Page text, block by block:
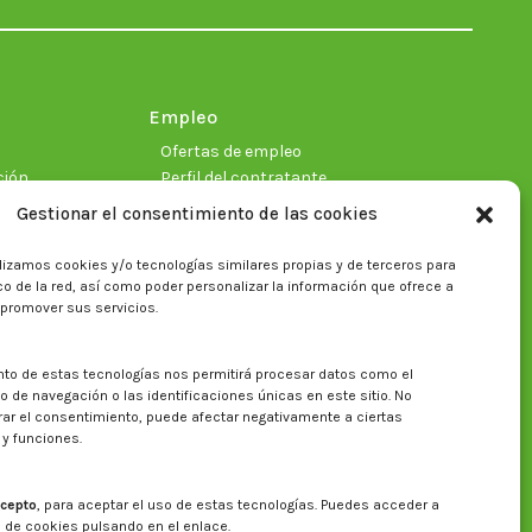
Gestionar el consentimiento de las cookies
cookies y/o tecnologías similares propias y de terceros para
de la red, así como poder personalizar la información que ofrece a
sus servicios.
de estas tecnologías nos permitirá procesar datos como el
de navegación o las identificaciones únicas en este sitio. No
el consentimiento, puede afectar negativamente a ciertas
funciones.
, para aceptar el uso de estas tecnologías. Puedes acceder a
cookies pulsando en el enlace.
new new new new new new
Empleo
Ofertas de empleo
Perfil del contratante
Buscar en la web del CITA
Buscar: